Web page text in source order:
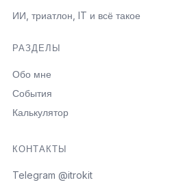
ИИ, триатлон, IT и всё такое
РАЗДЕЛЫ
Обо мне
События
Калькулятор
КОНТАКТЫ
Telegram @itrokit